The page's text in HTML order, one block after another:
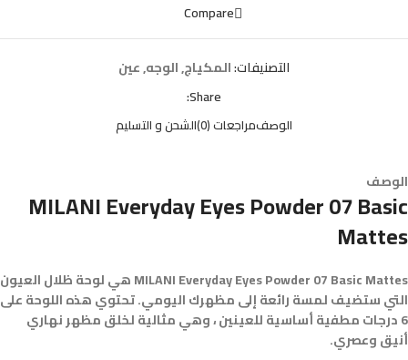
Compare
التصنيفات:المكياج,الوجه,عين
Share:
الوصفمراجعات (0) الشحن و التسليم
الوصف
MILANI Everyday Eyes Powder 07 Basic
Mattes
MILANI Everyday Eyes Powder 07 Basic Mattes هي لوحة ظلال العيون
التي ستضيف لمسة رائعة إلى مظهرك اليومي. تحتوي هذه اللوحة على
6 درجات مطفية أساسية للعينين ، وهي مثالية لخلق مظهر نهاري
أنيق وعصري.